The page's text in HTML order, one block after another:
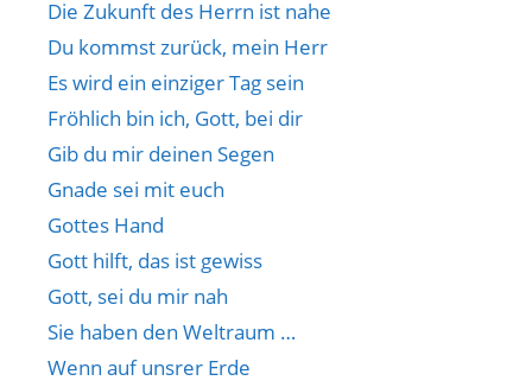
Die Zukunft des Herrn ist nahe
Du kommst zurück, mein Herr
Es wird ein einziger Tag sein
Fröhlich bin ich, Gott, bei dir
Gib du mir deinen Segen
Gnade sei mit euch
Gottes Hand
Gott hilft, das ist gewiss
Gott, sei du mir nah
Sie haben den Weltraum …
Wenn auf unsrer Erde